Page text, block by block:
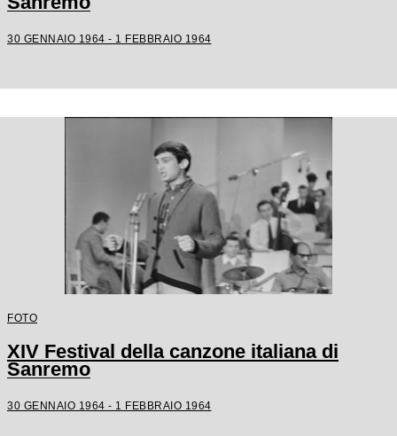
30 GENNAIO 1964 - 1 FEBBRAIO 1964
FOTO
XIV Festival della canzone italiana di
Sanremo
30 GENNAIO 1964 - 1 FEBBRAIO 1964